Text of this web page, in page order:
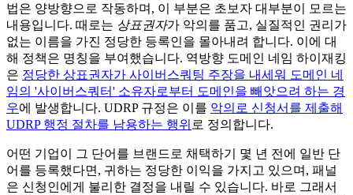
법은 양방향으로 작동하며, 이 부분은 초보자 대부분이 모르는
내용입니다. 때로는 상표권자가 악의를 품고, 실질적인 권리가
없는 이름을 가진 정당한 등록인을 몰아내려 합니다. 이에 대
해 정책은 명칭을 부여했습니다. 역방향 도메인 네임 하이재킹
은 정당한 상표권자가 사이버스쿼팅 주장을 내세워 도메인 네
임의 '사이버스쿼터' 소유자로부터 도메인을 빼앗으려 하는 경
우에 발생합니다. UDRP 규정은 이를 악의로 신청서를 제출해
UDRP 행정 절차를 남용하는 행위 로 정의합니다.
어떤 기업이 그 단어를 브랜드로 채택하기 몇 년 전에 일반 단
어를 등록했다면, 귀하는 정당한 이익을 가지고 있으며, 패널
은 신청인에게 불리한 결정을 내릴 수 있습니다. 바로 그래서